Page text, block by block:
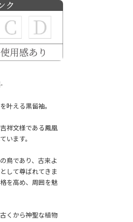
叶える黒留袖。
祥文様である鳳凰
います。
鳥であり、古来よ
して尊ばれてきま
を高め、周囲を魅
くから神聖な植物